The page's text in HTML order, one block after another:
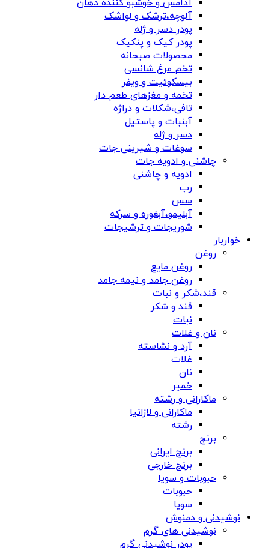
آدامس و خوشبو کننده دهان
آلوچه،ترشک و لواشک
پودر دسر و ژله
پودر کیک و پنکیک
محصولات صبحانه
تخم مرغ شانسی
بیسکوئیت و ویفر
تخمه و مغزهای طعم دار
تافی،شکلات و دراژه
آبنبات و پاستیل
دسر و ژله
سوغات و شیرینی جات
چاشنی و ادویه جات
ادویه و چاشنی
رب
سس
آبلیمو،آبغوره و سرکه
شوریجات و ترشیجات
خواربار
روغن
روغن مایع
روغن جامد و نیمه جامد
قند،شکر و نبات
قند و شکر
نبات
نان و غلات
آرد و نشاسته
غلات
نان
خمیر
ماکارانی و رشته
ماکارانی و لازانیا
رشته
برنج
برنج ایرانی
برنج خارجی
حبوبات و سویا
حبوبات
سویا
نوشیدنی و دمنوش
نوشیدنی های گرم
پودر نوشیدنی گرم